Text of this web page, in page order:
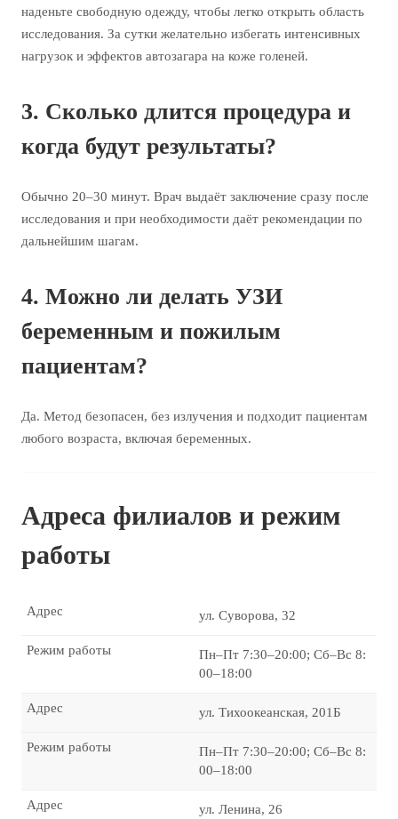
наденьте свободную одежду, чтобы легко открыть область
исследования. За сутки желательно избегать интенсивных
нагрузок и эффектов автозагара на коже голеней.
3. Сколько длится процедура и
когда будут результаты?
Обычно 20–30 минут. Врач выдаёт заключение сразу после
исследования и при необходимости даёт рекомендации по
дальнейшим шагам.
4. Можно ли делать УЗИ
беременным и пожилым
пациентам?
Да. Метод безопасен, без излучения и подходит пациентам
любого возраста, включая беременных.
Адреса филиалов и режим
работы
ул. Суворова, 32
Адрес
Пн–Пт 7:30–20:00; Сб–Вс 8:
00–18:00
Режим работы
ул. Тихоокеанская, 201Б
Адрес
Пн–Пт 7:30–20:00; Сб–Вс 8:
00–18:00
Режим работы
ул. Ленина, 26
Адрес